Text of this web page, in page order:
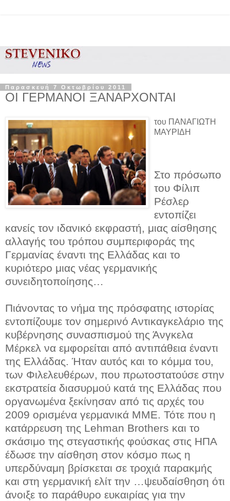
Παρασκευή 7 Οκτωβρίου 2011
ΟΙ ΓΕΡΜΑΝΟΙ ΞΑΝΑΡΧΟΝΤΑΙ
του ΠΑΝΑΓΙΩΤΗ
ΜΑΥΡΙΔΗ
Στο πρόσωπο
του Φίλιπ
Ρέσλερ
εντοπίζει
κανείς τον ιδανικό εκφραστή, μιας αίσθησης
αλλαγής του τρόπου συμπεριφοράς της
Γερμανίας έναντι της Ελλάδας και το
κυριότερο μιας νέας γερμανικής
συνειδητοποίησης…
Πιάνοντας το νήμα της πρόσφατης ιστορίας
εντοπίζουμε τον σημερινό Αντικαγκελάριο της
κυβέρνησης συνασπισμού της Άνγκελα
Μέρκελ να εμφορείται από αντιπάθεια έναντι
της Ελλάδας. Ήταν αυτός και το κόμμα του,
των Φιλελευθέρων, που πρωτοστατούσε στην
εκστρατεία διασυρμού κατά της Ελλάδας που
οργανωμένα ξεκίνησαν από τις αρχές του
2009 ορισμένα γερμανικά ΜΜΕ. Τότε που η
κατάρρευση της Lehman Brothers και το
σκάσιμο της στεγαστικής φούσκας στις ΗΠΑ
έδωσε την αίσθηση στον κόσμο πως η
υπερδύναμη βρίσκεται σε τροχιά παρακμής
και στη γερμανική ελίτ την …ψευδαίσθηση ότι
άνοιξε το παράθυρο ευκαιρίας για την